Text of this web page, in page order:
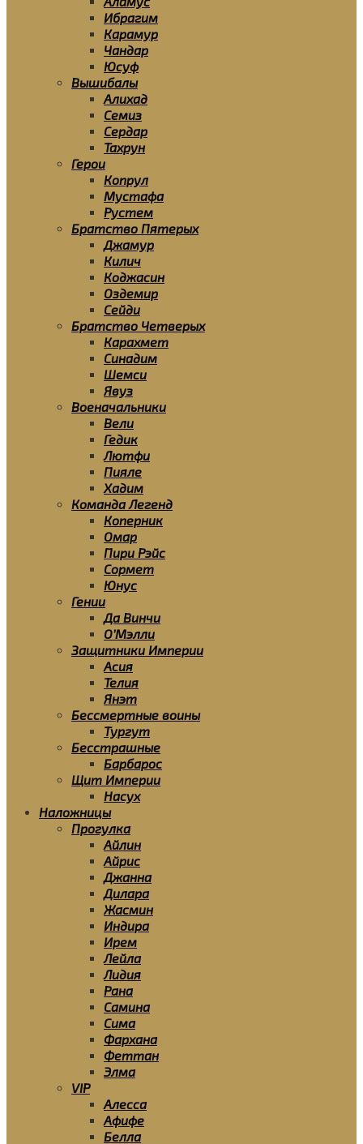
Ибрагим
Карамур
Чандар
Юсуф
Вышибалы
Алихад
Семиз
Сердар
Тахрун
Герои
Копрул
Мустафа
Рустем
Братство Пятерых
Джамур
Килич
Коджасин
Оздемир
Сейди
Братство Четверых
Карахмет
Синадим
Шемси
Явуз
Военачальники
Вели
Гедик
Лютфи
Пияле
Хадим
Команда Легенд
Коперник
Омар
Пири Рэйс
Сормет
Юнус
Гении
Да Винчи
О’Мэлли
Защитники Империи
Асия
Телия
Янэт
Бессмертные воины
Тургут
Бесстрашные
Барбарос
Щит Империи
Насух
Наложницы
Прогулка
Айлин
Айрис
Джанна
Дилара
Жасмин
Индира
Ирем
Лейла
Лидия
Рана
Самина
Сима
Фархана
Феттан
Элма
VIP
Алесса
Афифе
Белла